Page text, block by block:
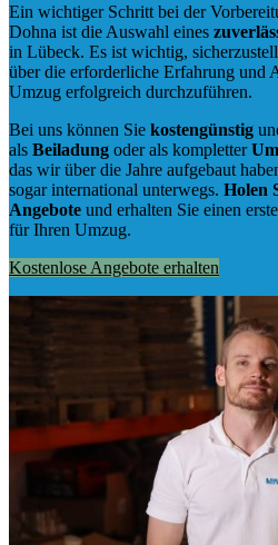
Ein wichtiger Schritt bei der
Dohna ist die Auswahl eines
in Lübeck. Es ist wichtig,
über die erforderliche Erfahrung und
Umzug erfolgreich durchzuführen.
Bei uns können Sie kostengünstig
als Beiladung oder als kompletter
das wir über die Jahre aufgebaut
sogar international unterwegs. Holen
Angebote und erhalten Sie einen
für Ihren Umzug.
Kostenlose Angebote erhalten